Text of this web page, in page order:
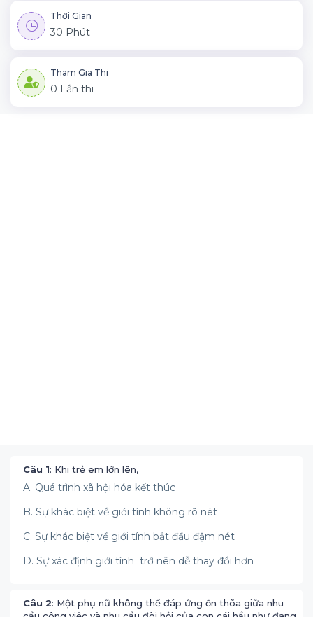
Thời Gian
30 Phút
Tham Gia Thi
0 Lần thi
Câu 1: Khi trẻ em lớn lên,
A. Quá trình xã hội hóa kết thúc
B. Sự khác biệt về giới tính không rõ nét
C. Sự khác biệt về giới tính bắt đầu đậm nét
D. Sự xác định giới tính trở nên dễ thay đổi hơn
Câu 2: Một phụ nữ không thể đáp ứng ổn thõa giữa nhu